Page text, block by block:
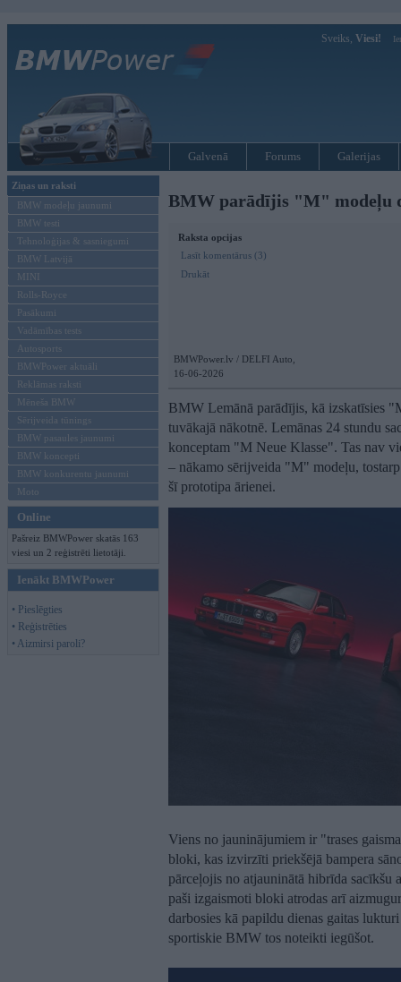
Sveiks, Viesi!
Galvenā Forums Galerijas
Ziņas un raksti
BMW modeļu jaunumi
BMW testi
Tehnoloģijas & sasniegumi
BMW Latvijā
MINI
Rolls-Royce
Pasākumi
Vadāmības tests
Autosports
BMWPower aktuāli
Reklāmas raksti
Mēneša BMW
Sērijveida tūnings
BMW pasaules jaunumi
BMW koncepti
BMW konkurentu jaunumi
Moto
Online
Pašreiz BMWPower skatās 163
viesi un 2 reģistrēti lietotāji.
Ienākt BMWPower
• Pieslēgties
• Reģistrēties
• Aizmirsi paroli?
BMW parādījis "M" modeļu
Raksta opcijas
Lasīt komentārus (3)
Drukāt
BMWPower.lv / DELFI Auto,
16-06-2026
BMW Lemānā parādījis, kā izskatīsies
tuvākajā nākotnē. Lemānas 24 stundu
konceptam "M Neue Klasse". Tas nav
– nākamo sērijveida "M" modeļu,
šī prototipa ārienei.
Viens no jauninājumiem ir "trases
bloki, kas izvirzīti priekšējā bampera
pārceļojis no atjauninātā hibrīda
paši izgaismoti bloki atrodas arī
darbosies kā papildu dienas gaitas
sportiskie BMW tos noteikti iegūšot.